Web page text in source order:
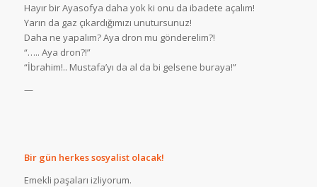
Hayır bir Ayasofya daha yok ki onu da ibadete açalım!
Yarın da gaz çıkardığımızı unutursunuz!
Daha ne yapalım? Aya dron mu gönderelim?!
“….. Aya dron?!”
“İbrahim!.. Mustafa’yı da al da bi gelsene buraya!”
—
Bir gün herkes sosyalist olacak!
Emekli paşaları izliyorum.